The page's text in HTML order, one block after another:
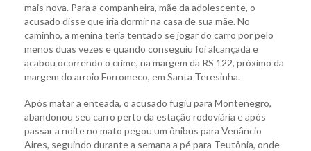
mais nova. Para a companheira, mãe da adolescente, o
acusado disse que iria dormir na casa de sua mãe. No
caminho, a menina teria tentado se jogar do carro por pelo
menos duas vezes e quando conseguiu foi alcançada e
acabou ocorrendo o crime, na margem da RS 122, próximo da
margem do arroio Forromeco, em Santa Teresinha.
Após matar a enteada, o acusado fugiu para Montenegro,
abandonou seu carro perto da estação rodoviária e após
passar a noite no mato pegou um ônibus para Venâncio
Aires, seguindo durante a semana a pé para Teutônia, onde